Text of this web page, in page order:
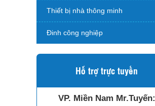
Thiết bị nhà thông minh
Đinh công nghiệp
Hỗ trợ trực tuyến
VP. Miền Nam Mr.Tuyến: